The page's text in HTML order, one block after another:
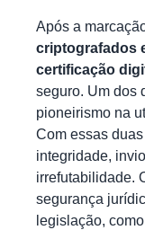
Após a
criptografados
certificação
seguro. Um dos
pioneirismo na
Com essas
integridade,
irrefutabilidade.
segurança
legislação,